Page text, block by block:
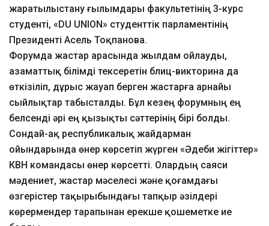
жаратылыстану ғылымдары факультетінің 3-курс
студенті, «DU UNION» студенттік парламентінің
Президенті Асель Тоқпанова.
Форумда жастар арасында жылдам ойлауды,
азаматтық білімді тексеретін блиц-викторина да
өткізіліп, дұрыс жауап берген жастарға арнайы
сыйлықтар табысталды. Бұл кезең форумның ең
белсенді әрі ең қызықты сәттерінің бірі болды.
Сондай-ақ республикалық жайдарман
ойындарында өнер көрсетіп жүрген «Әдеби жігіттер»
КВН командасы өнер көрсетті. Олардың саяси
мәдениет, жастар мәселесі және қоғамдағы
өзгерістер тақырыбындағы тапқыр әзілдері
көрермендер тарапынан ерекше қошеметке ие